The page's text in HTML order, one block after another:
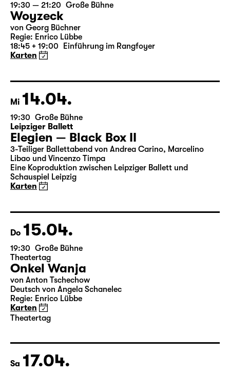
19:30 — 21:20 Große Bühne
Woyzeck
von Georg Büchner
Regie: Enrico Lübbe
18:45 + 19:00
Einführung im Rangfoyer
Karten
Mi 14.04.
19:30 Große Bühne
Leipziger Ballett
Elegien — Black Box II
3-Teiliger Ballettabend von Andrea Carino, Marcelino
Libao und Vincenzo Timpa
Eine Koproduktion zwischen Leipziger Ballett und
Schauspiel Leipzig
Karten
Do 15.04.
19:30 Große Bühne
Theatertag
Onkel Wanja
von Anton Tschechow
Deutsch von Angela Schanelec
Regie: Enrico Lübbe
Karten
Theatertag
Sa 17.04.